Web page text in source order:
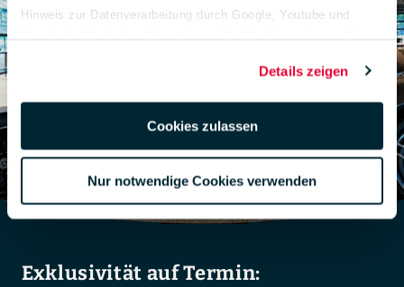
Hinweis zur Datenverarbeitung durch Google, Youtube und
DSGVO zur Übermittlung in die USA zu. Hierbei besteht das
Risiko, dass Ihre Daten u. U. von US-Behörden zu Kontroll- und
Überwachungs-zwecken verarbeitet werden.
Weiterführende Informationen finden Sie unter
Details zeigen
Cookies zulassen
Nur notwendige Cookies verwenden
Exklusivität auf Termin: